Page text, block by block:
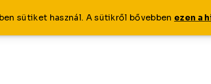
sütiket használ. A sütikről bővebben ezen a